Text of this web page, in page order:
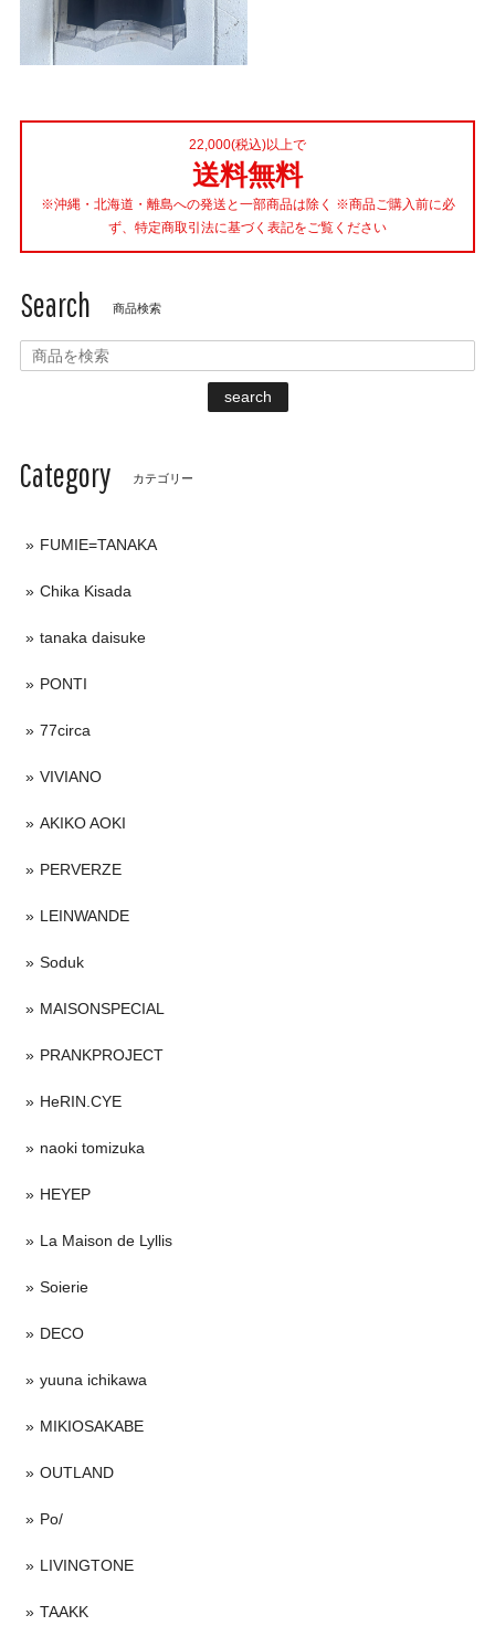
22,000(税込)以上で
送料無料
※沖縄・北海道・離島への発送と一部商品は除く ※商品ご購入前に必
ず、特定商取引法に基づく表記をご覧ください
Search 商品検索
search
Category カテゴリー
FUMIE=TANAKA
Chika Kisada
tanaka daisuke
PONTI
77circa
VIVIANO
AKIKO AOKI
PERVERZE
LEINWANDE
Soduk
MAISONSPECIAL
PRANKPROJECT
HeRIN.CYE
naoki tomizuka
HEYEP
La Maison de Lyllis
Soierie
DECO
yuuna ichikawa
MIKIOSAKABE
OUTLAND
Po/
LIVINGTONE
TAAKK